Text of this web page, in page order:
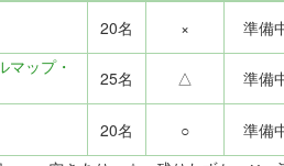
20名 ×
準備
マップ・
25名 △ 準備
20名 ○
準備